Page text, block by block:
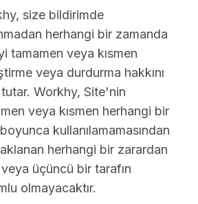
size bildirimde
herhangi bir zamanda
tamamen veya kısmen
veya durdurma hakkını
tutar. Workhy, Site'nin
veya kısmen herhangi bir
kullanılamamasından
herhangi bir zarardan
üçüncü bir tarafın
olmayacaktır.